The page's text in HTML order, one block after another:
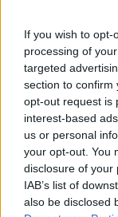
If you wish to
processing of
targeted
section to confirm
opt-out request is
interest-based
us or personal
your opt-out. You
disclosure of your
IAB’s list of
also be disclosed
Οι top 52
Λαμβάνετε